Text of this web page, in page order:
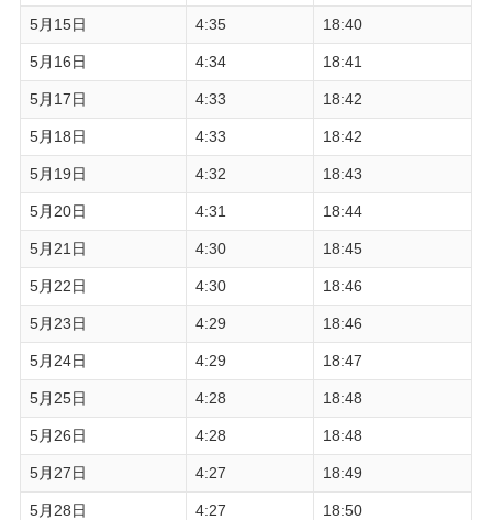
5月15日 4:35 18:40
5月16日 4:34 18:41
5月17日 4:33 18:42
5月18日 4:33 18:42
5月19日 4:32 18:43
5月20日 4:31 18:44
5月21日 4:30 18:45
5月22日 4:30 18:46
5月23日 4:29 18:46
5月24日 4:29 18:47
5月25日 4:28 18:48
5月26日 4:28 18:48
5月27日 4:27 18:49
5月28日 4:27 18:50